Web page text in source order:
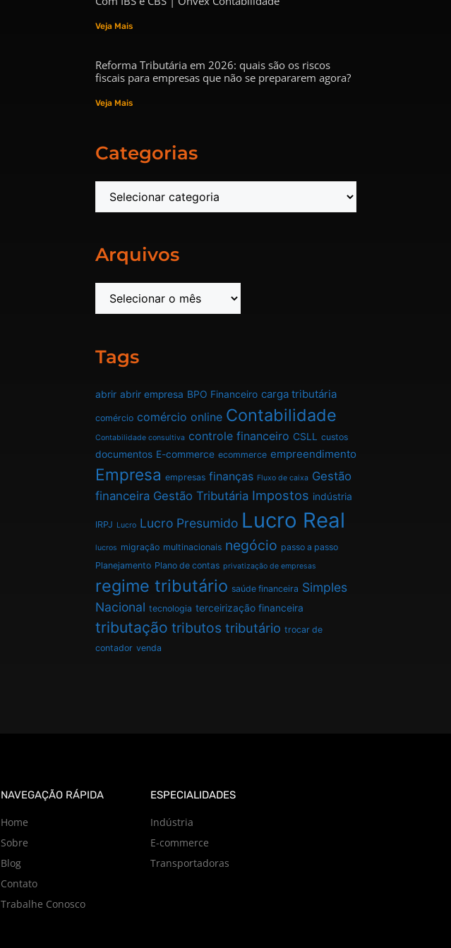
Veja Mais
Reforma Tributária em 2026: quais são os riscos
fiscais para empresas que não se prepararem agora?
Veja Mais
Categorias
Arquivos
Tags
abrir abrir empresa BPO Financeiro carga tributária
comércio comércio online Contabilidade
Contabilidade consultiva controle financeiro CSLL custos
documentos E-commerce ecommerce empreendimento
Empresa empresas finanças Fluxo de caixa Gestão
financeira Gestão Tributária Impostos indústria
IRPJ Lucro Lucro Presumido Lucro Real
lucros migração multinacionais negócio passo a passo
Planejamento Plano de contas privatização de empresas
regime tributário saúde financeira Simples
Nacional tecnologia terceirização financeira
tributação tributos tributário trocar de
contador venda
NAVEGAÇÃO RÁPIDA
Home
Sobre
Blog
Contato
Trabalhe Conosco
ESPECIALIDADES
Indústria
E-commerce
Transportadoras